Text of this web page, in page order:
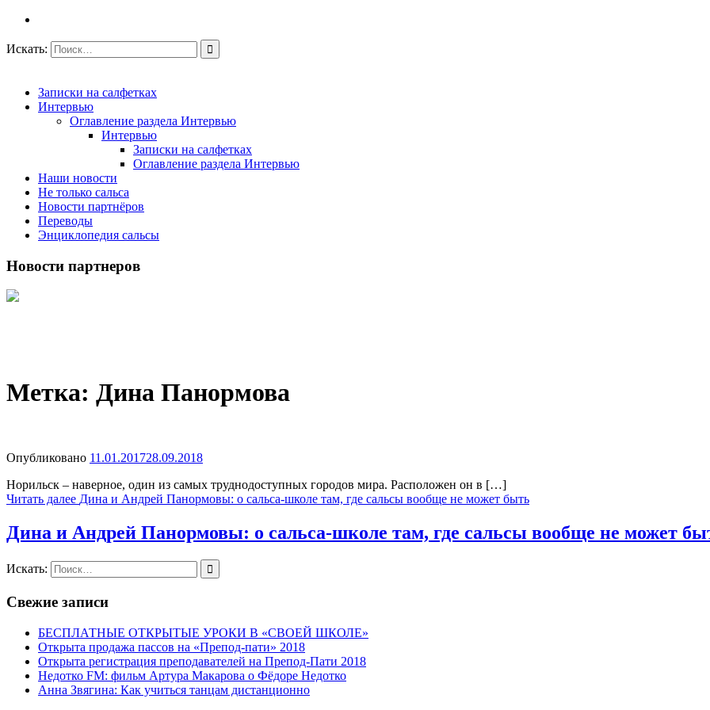
Искать:
Записки на салфетках
Интервью
Оглавление раздела Интервью
Интервью
Записки на салфетках
Оглавление раздела Интервью
Наши новости
Не только сальса
Новости партнёров
Переводы
Энциклопедия сальсы
Новости партнеров
Метка: Дина Панормова
Опубликовано 11.01.201728.09.2018
Норильск – наверное, один из самых труднодоступных городов мира. Расположен он в […]
Читать далее Дина и Андрей Панормовы: о сальса-школе там, где сальсы вообще не может быть
Дина и Андрей Панормовы: о сальса-школе там, где сальсы вообще не может
Искать:
Свежие записи
БЕСПЛАТНЫЕ ОТКРЫТЫЕ УРОКИ В «СВОЕЙ ШКОЛЕ»
Открыта продажа пассов на «Препод-пати» 2018
Открыта регистрация преподавателей на Препод-Пати 2018
Недотко FM: фильм Артура Макарова о Фёдоре Недотко
Анна Звягина: Как учиться танцам дистанционно